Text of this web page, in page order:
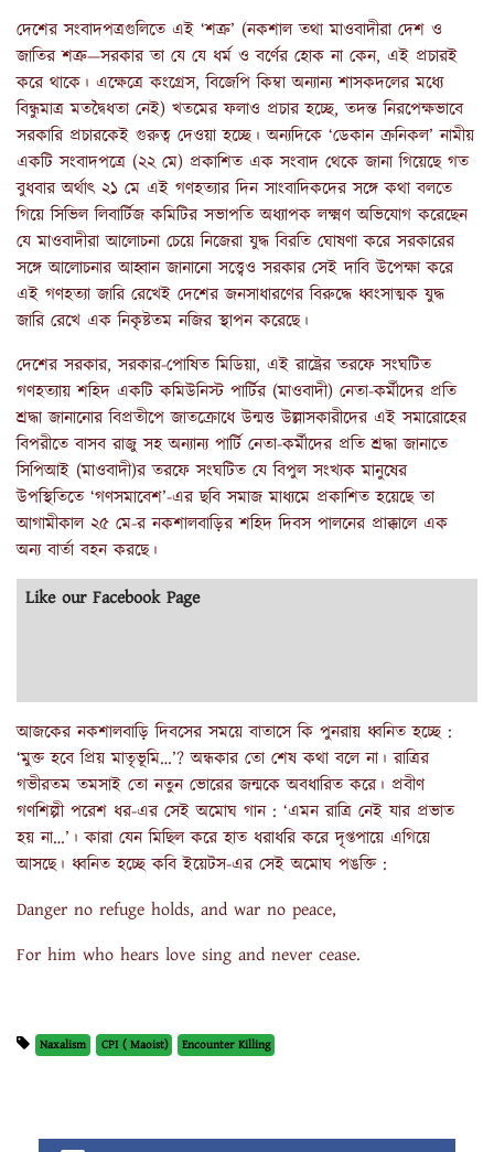
দেশের সংবাদপত্রগুলিতে এই ‘শত্রু’ (নকশাল তথা মাওবাদীরা দেশ ও
জাতির শত্রু—সরকার তা যে যে ধর্ম ও বর্ণের হোক না কেন, এই প্রচারই
করে থাকে। এক্ষেত্রে কংগ্রেস, বিজেপি কিম্বা অন্যান্য শাসকদলের মধ্যে
বিন্ধুমাত্র মতদ্বৈধতা নেই) খতমের ফলাও প্রচার হচ্ছে, তদন্ত নিরপেক্ষভাবে
সরকারি প্রচারকেই গুরুত্ব দেওয়া হচ্ছে। অন্যদিকে ‘ডেকান ক্রনিকল’ নামীয়
একটি সংবাদপত্রে (২২ মে) প্রকাশিত এক সংবাদ থেকে জানা গিয়েছে গত
বুধবার অর্থাৎ ২১ মে এই গণহত্যার দিন সাংবাদিকদের সঙ্গে কথা বলতে
গিয়ে সিভিল লিবার্টিজ কমিটির সভাপতি অধ্যাপক লক্ষ্মণ অভিযোগ করেছেন
যে মাওবাদীরা আলোচনা চেয়ে নিজেরা যুদ্ধ বিরতি ঘোষণা করে সরকারের
সঙ্গে আলোচনার আহ্বান জানানো সত্ত্বেও সরকার সেই দাবি উপেক্ষা করে
এই গণহত্যা জারি রেখেই দেশের জনসাধারণের বিরুদ্ধে ধ্বংসাত্মক যুদ্ধ
জারি রেখে এক নিকৃষ্টতম নজির স্থাপন করেছে।
দেশের সরকার, সরকার-পোষিত মিডিয়া, এই রাষ্ট্রের তরফে সংঘটিত
গণহত্যায় শহিদ একটি কমিউনিস্ট পার্টির (মাওবাদী) নেতা-কর্মীদের প্রতি
শ্রদ্ধা জানানোর বিপ্রতীপে জাতক্রোধে উন্মত্ত উল্লাসকারীদের এই সমারোহের
বিপরীতে বাসব রাজু সহ অন্যান্য পার্টি নেতা-কর্মীদের প্রতি শ্রদ্ধা জানাতে
সিপিআই (মাওবাদী)র তরফে সংঘটিত যে বিপুল সংখ্যক মানুষের
উপস্থিতিতে ‘গণসমাবেশ’-এর ছবি সমাজ মাধ্যমে প্রকাশিত হয়েছে তা
আগামীকাল ২৫ মে-র নকশালবাড়ির শহিদ দিবস পালনের প্রাক্কালে এক
অন্য বার্তা বহন করছে।
Like our Facebook Page
আজকের নকশালবাড়ি দিবসের সময়ে বাতাসে কি পুনরায় ধ্বনিত হচ্ছে :
‘মুক্ত হবে প্রিয় মাতৃভূমি…’? অন্ধকার তো শেষ কথা বলে না। রাত্রির
গভীরতম তমসাই তো নতুন ভোরের জন্মকে অবধারিত করে। প্রবীণ
গণশিল্পী পরেশ ধর-এর সেই অমোঘ গান : ‘এমন রাত্রি নেই যার প্রভাত
হয় না…’। কারা যেন মিছিল করে হাত ধরাধরি করে দৃপ্তপায়ে এগিয়ে
আসছে। ধ্বনিত হচ্ছে কবি ইয়েটস-এর সেই অমোঘ পঙক্তি :
Danger no refuge holds, and war no peace,
For him who hears love sing and never cease.
Naxalism CPI ( Maoist) Encounter Killing